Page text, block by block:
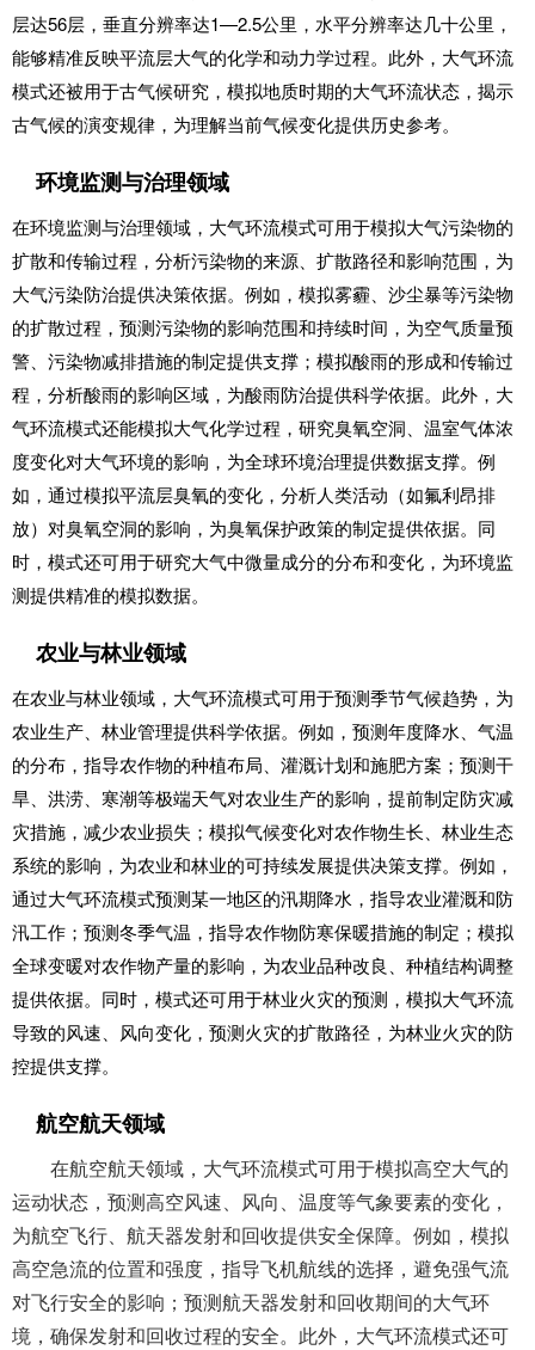
层达56层，垂直分辨率达1—2.5公里，水平分辨率达几十公里，
能够精准反映平流层大气的化学和动力学过程。此外，大气环流
模式还被用于古气候研究，模拟地质时期的大气环流状态，揭示
古气候的演变规律，为理解当前气候变化提供历史参考。
环境监测与治理领域
在环境监测与治理领域，大气环流模式可用于模拟大气污染物的
扩散和传输过程，分析污染物的来源、扩散路径和影响范围，为
大气污染防治提供决策依据。例如，模拟雾霾、沙尘暴等污染物
的扩散过程，预测污染物的影响范围和持续时间，为空气质量预
警、污染物减排措施的制定提供支撑；模拟酸雨的形成和传输过
程，分析酸雨的影响区域，为酸雨防治提供科学依据。此外，大
气环流模式还能模拟大气化学过程，研究臭氧空洞、温室气体浓
度变化对大气环境的影响，为全球环境治理提供数据支撑。例
如，通过模拟平流层臭氧的变化，分析人类活动（如氟利昂排
放）对臭氧空洞的影响，为臭氧保护政策的制定提供依据。同
时，模式还可用于研究大气中微量成分的分布和变化，为环境监
测提供精准的模拟数据。
农业与林业领域
在农业与林业领域，大气环流模式可用于预测季节气候趋势，为
农业生产、林业管理提供科学依据。例如，预测年度降水、气温
的分布，指导农作物的种植布局、灌溉计划和施肥方案；预测干
旱、洪涝、寒潮等极端天气对农业生产的影响，提前制定防灾减
灾措施，减少农业损失；模拟气候变化对农作物生长、林业生态
系统的影响，为农业和林业的可持续发展提供决策支撑。例如，
通过大气环流模式预测某一地区的汛期降水，指导农业灌溉和防
汛工作；预测冬季气温，指导农作物防寒保暖措施的制定；模拟
全球变暖对农作物产量的影响，为农业品种改良、种植结构调整
提供依据。同时，模式还可用于林业火灾的预测，模拟大气环流
导致的风速、风向变化，预测火灾的扩散路径，为林业火灾的防
控提供支撑。
航空航天领域
在航空航天领域，大气环流模式可用于模拟高空大气的
运动状态，预测高空风速、风向、温度等气象要素的变化，
为航空飞行、航天器发射和回收提供安全保障。例如，模拟
高空急流的位置和强度，指导飞机航线的选择，避免强气流
对飞行安全的影响；预测航天器发射和回收期间的大气环
境，确保发射和回收过程的安全。此外，大气环流模式还可